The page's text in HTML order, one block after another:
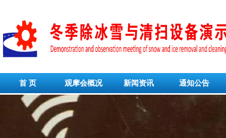
首 页 观摩会概况 新闻资讯 通知公告